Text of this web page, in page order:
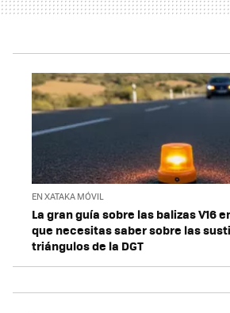
EN XATAKA MÓVIL
La gran guía sobre las balizas V16
que necesitas saber sobre las
triángulos de la DGT